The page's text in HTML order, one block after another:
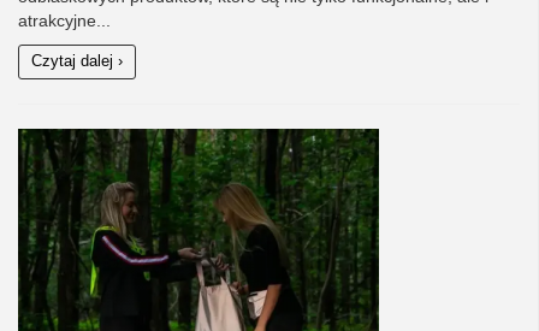
atrakcyjne...
Czytaj dalej ›